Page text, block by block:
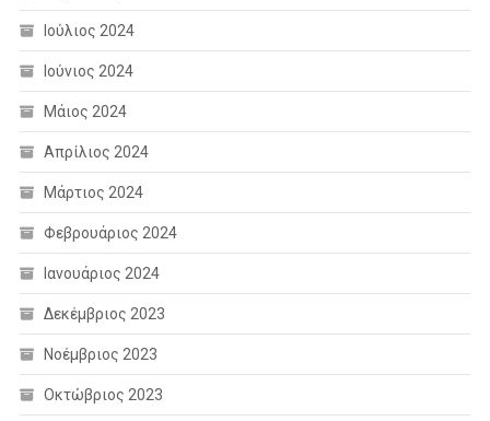
Ιούλιος 2024
Ιούνιος 2024
Μάιος 2024
Απρίλιος 2024
Μάρτιος 2024
Φεβρουάριος 2024
Ιανουάριος 2024
Δεκέμβριος 2023
Νοέμβριος 2023
Οκτώβριος 2023